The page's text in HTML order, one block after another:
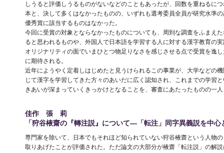
しうると評価しうるものがないなどのこともあったが、回数を重ねるに
本と、決して多くはなかったものの、いずれも選考委員全員が研究水準
優秀賞に該当するものはなかった。
今回に受賞の対象とならなかったものについても、周到な調査をふまえ
ると思われるものや、外国人で日本語を学習する人に対する漢字教育の
オリジナリティの面でいまひとつ物足りなさを感じさせる点で受賞を逸
に期待される。
近年にようやく定着しはじめたと見うけられるこの事業が、大学などの
じて漢字を学習してきた方々のあいだに広く認知され、これまでの学習
きあいが深まっていくきっかけとなることを、審査にあたったものの一
佳作 張 莉
「狩谷棭齋の『轉注説』について―「転注」同字異義説を中心
専門家を除いて、日本でもそれほど知られていない狩谷棭齋という人物
取りあげたことが評価された。ただ論文の大部分が棭齋「転注説」の解